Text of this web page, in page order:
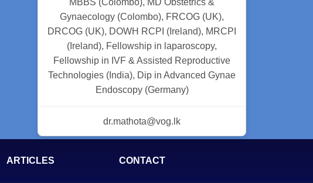
MBBS (Colombo), MD Obstetrics &
Gynaecology (Colombo), FRCOG (UK),
DRCOG (UK), DOWH RCPI (Ireland), MRCPI
(Ireland), Fellowship in laparoscopy,
Fellowship in IVF & Assisted Reproductive
Technologies (India), Dip in Advanced Gynae
Endoscopy (Germany)
dr.mathota@vog.lk
ARTICLES CONTACT